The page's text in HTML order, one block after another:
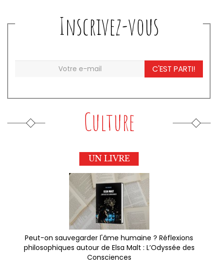
Inscrivez-vous
C'EST PARTI!
Culture
UN LIVRE
Peut-on sauvegarder l'âme humaine ? Réflexions
philosophiques autour de Elsa Malt : L’Odyssée des
Consciences